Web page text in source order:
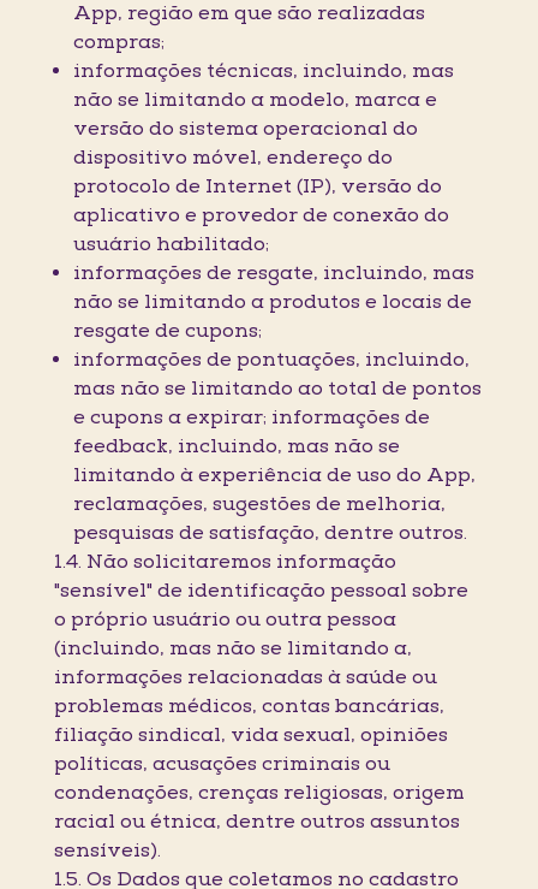
App, região em que são realizadas
compras;
informações técnicas, incluindo, mas
não se limitando a modelo, marca e
versão do sistema operacional do
dispositivo móvel, endereço do
protocolo de Internet (IP), versão do
aplicativo e provedor de conexão do
usuário habilitado;
informações de resgate, incluindo, mas
não se limitando a produtos e locais de
resgate de cupons;
informações de pontuações, incluindo,
mas não se limitando ao total de pontos
e cupons a expirar; informações de
feedback, incluindo, mas não se
limitando à experiência de uso do App,
reclamações, sugestões de melhoria,
pesquisas de satisfação, dentre outros.
1.4. Não solicitaremos informação
"sensível" de identificação pessoal sobre
o próprio usuário ou outra pessoa
(incluindo, mas não se limitando a,
informações relacionadas à saúde ou
problemas médicos, contas bancárias,
filiação sindical, vida sexual, opiniões
políticas, acusações criminais ou
condenações, crenças religiosas, origem
racial ou étnica, dentre outros assuntos
sensíveis).
1.5. Os Dados que coletamos no cadastro